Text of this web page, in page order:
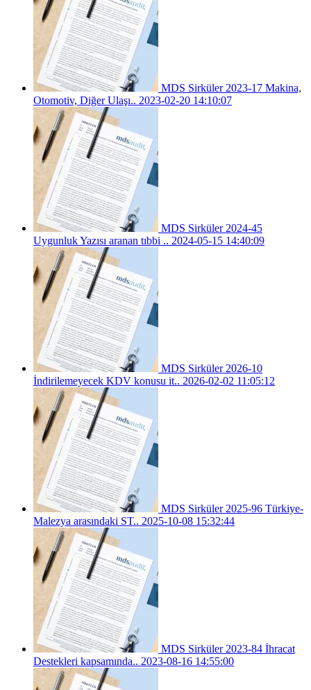
MDS Sirküler 2023-17 Makina,
Otomotiv, Diğer Ulaşı.. 2023-02-20 14:10:07
MDS Sirküler 2024-45
Uygunluk Yazısı aranan tıbbi .. 2024-05-15 14:40:09
MDS Sirküler 2026-10
İndirilemeyecek KDV konusu it.. 2026-02-02 11:05:12
MDS Sirküler 2025-96 Türkiye-
Malezya arasındaki ST.. 2025-10-08 15:32:44
MDS Sirküler 2023-84 İhracat
Destekleri kapsamında.. 2023-08-16 14:55:00